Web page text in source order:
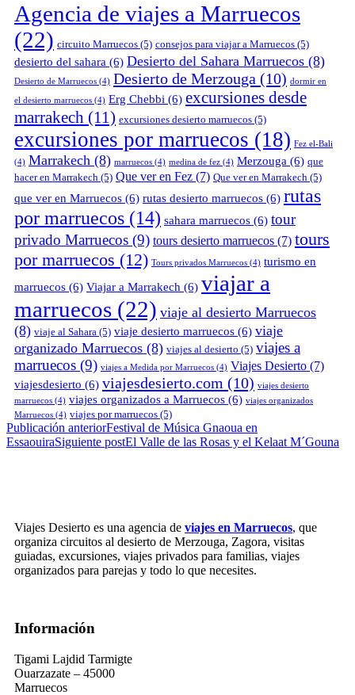
Agencia de viajes a Marruecos
(22) circuito Marruecos (5) consejos para viajar a Marruecos (5)
desierto del sahara (6) Desierto del Sahara Marruecos (8)
Desierto de Marruecos (4) Desierto de Merzouga (10) dormir en
el desierto marruecos (4) Erg Chebbi (6) excursiones desde
marrakech (11) excursiones desierto marruecos (5)
excursiones por marruecos (18) Fez el-Bali
(4) Marrakech (8) marruecos (4) medina de fez (4) Merzouga (6) que
hacer en Marrakech (5) Que ver en Fez (7) Que ver en Marrakech (5)
que ver en Marruecos (6) rutas desierto marruecos (6) rutas
por marruecos (14) sahara marruecos (6) tour
privado Marruecos (9) tours desierto marruecos (7) tours
por marruecos (12) Tours privados Marruecos (4) turismo en
marruecos (6) Viajar a Marrakech (6) viajar a
marruecos (22) viaje al desierto Marruecos
(8) viaje al Sahara (5) viaje desierto marruecos (6) viaje
organizado Marruecos (8) viajes al desierto (5) viajes a
marruecos (9) viajes a Medida por Marruecos (4) Viajes Desierto (7)
viajesdesierto (6) viajesdesierto.com (10) viajes desierto
marruecos (4) viajes organizados a Marruecos (6) viajes organizados
Marruecos (4) viajes por marruecos (5)
Publicación anteriorFestival de Música Gnaoua en
EssaouiraSiguiente postEl Valle de las Rosas y el Kelaat M´Gouna
Viajes Desierto es una agencia de viajes en Marruecos, que
organiza circuitos al desierto de Merzouga, Zagora, visitas
guiadas, excursiones, viajes privados para familias, viajes
organizados para parejas y todo lo que necesites.
Información
Tigami Lajdid Tarmigte
Ouarzazate – 45000
Marruecos